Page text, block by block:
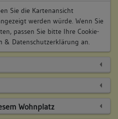
Sie die Kartenansicht
werden würde. Wenn Sie
passen Sie bitte Ihre Cookie-
& Datenschutzerklärung an.
Wohnplatz